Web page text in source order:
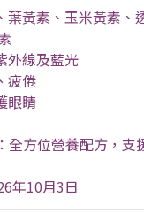
葉黃素、玉米黃素、
外線及藍光
疲倦
眼睛
全方位營養配方，支
年10月3日